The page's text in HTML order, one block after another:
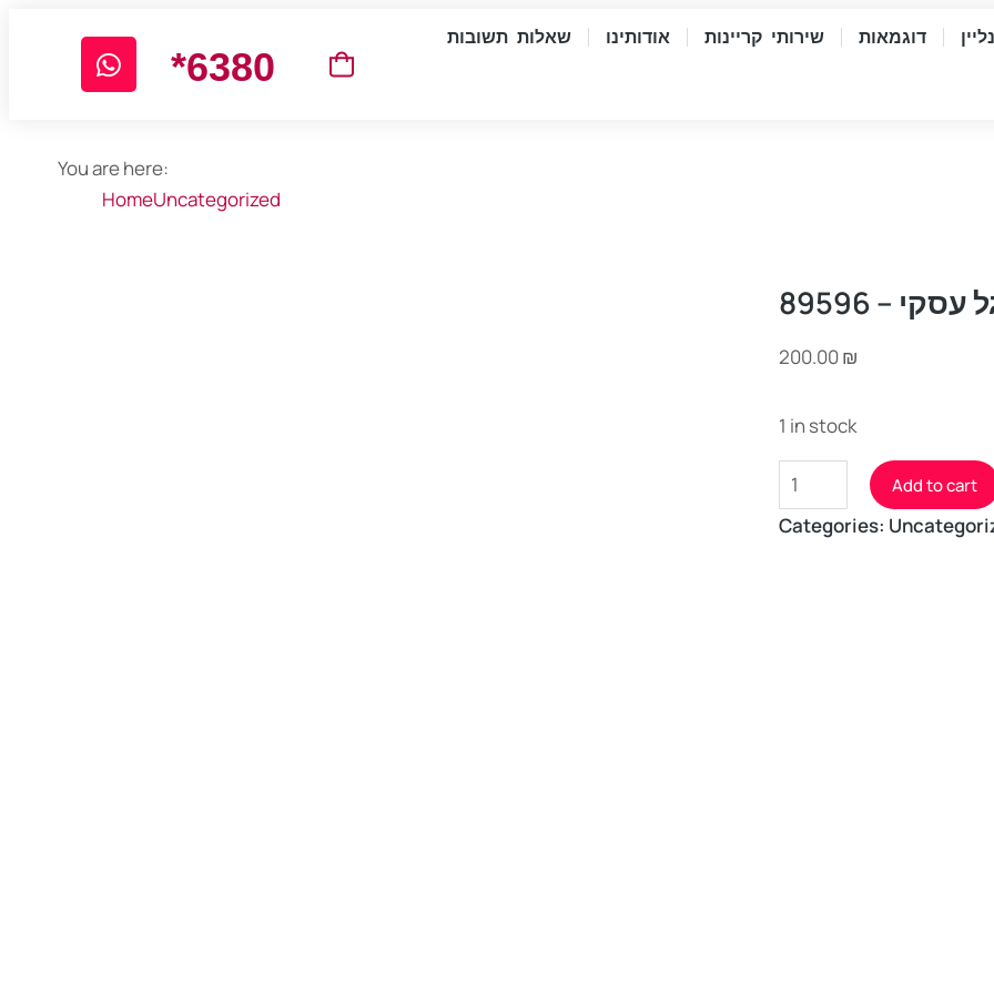
*6380
שאלות תשובות אודותינו שירותי קריינות דוגמאות
You are here:
HomeUncategorized
– 89596
200.00₪
1 in stock
Add to cart
Categories: